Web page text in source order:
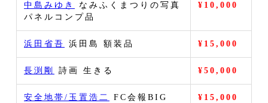
中島みゆき
なみふくまつりの写真
パネルコンプ品
¥10,000
浜田省吾 浜田島 額装品 ¥15,000
長渕剛 詩画 生きる ¥50,000
安全地帯/玉置浩二
FC会報BIG
¥15,000